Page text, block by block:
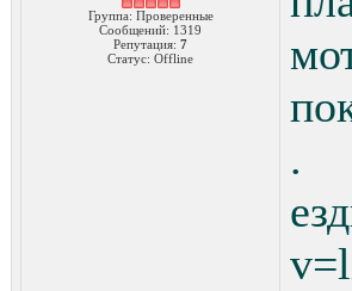
Группа: Проверенные
Сообщений: 1319
Репутация: 7
Статус: Offline
.